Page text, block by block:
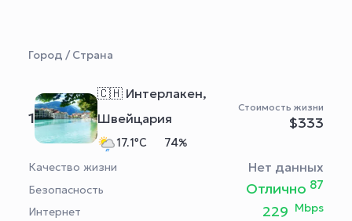
Город / Страна
1
🇨🇭 Интерлакен,
Швейцария
17.1°C 74%
Стоимость жизни
$333
Качество жизни Нет данных
Безопасность Отлично 87
Интернет 229 Mbps